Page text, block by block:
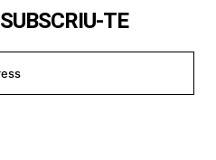
SUBSCRIU-TE